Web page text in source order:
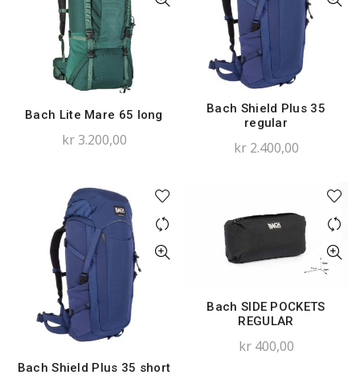
Bach Lite Mare 65 long
kr3.200,00
Bach Shield Plus 35
regular
kr2.400,00
Bach Shield Plus 35 short
Bach SIDE POCKETS
REGULAR
kr400,00